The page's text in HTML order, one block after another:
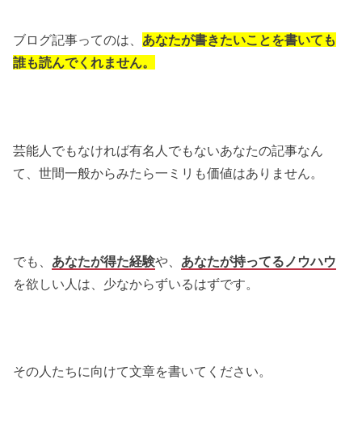
ブログ記事ってのは、 あなたが書きたいことを書いても
誰も読んでくれません。
芸能人でもなければ有名人でもないあなたの記事なん
て、世間一般からみたら一ミリも価値はありません。
でも、 あなたが得た経験や、 あなたが持ってるノウハウ
を欲しい人は、少なからずいるはずです。
その人たちに向けて文章を書いてください。